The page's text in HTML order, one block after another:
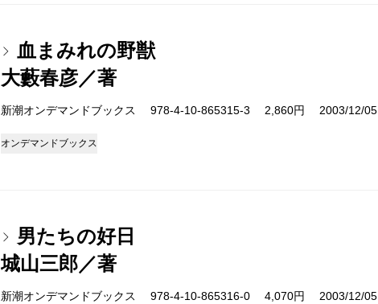
血まみれの野獣
大藪春彦／著
新潮オンデマンドブックス 978-4-10-865315-3 2,860円 2003/12/05
オンデマンドブックス
男たちの好日
城山三郎／著
新潮オンデマンドブックス 978-4-10-865316-0 4,070円 2003/12/05